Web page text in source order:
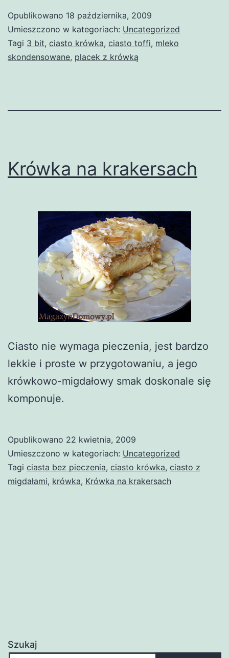
Opublikowano 18 października, 2009
Umieszczono w kategoriach: Uncategorized
Tagi 3 bit, ciasto krówka, ciasto toffi, mleko
skondensowane, placek z krówką
Krówka na krakersach
Ciasto nie wymaga pieczenia, jest bardzo
lekkie i proste w przygotowaniu, a jego
krówkowo-migdałowy smak doskonale się
komponuje.
Opublikowano 22 kwietnia, 2009
Umieszczono w kategoriach: Uncategorized
Tagi ciasta bez pieczenia, ciasto krówka, ciasto z
migdałami, krówka, Krówka na krakersach
Szukaj